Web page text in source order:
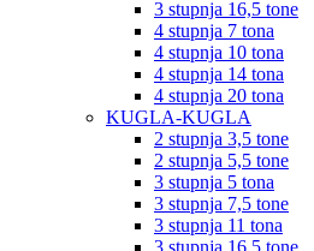
3 stupnja 16,5 tone
4 stupnja 7 tona
4 stupnja 10 tona
4 stupnja 14 tona
4 stupnja 20 tona
KUGLA-KUGLA
2 stupnja 3,5 tone
2 stupnja 5,5 tone
3 stupnja 5 tona
3 stupnja 7,5 tone
3 stupnja 11 tona
3 stupnja 16,5 tone